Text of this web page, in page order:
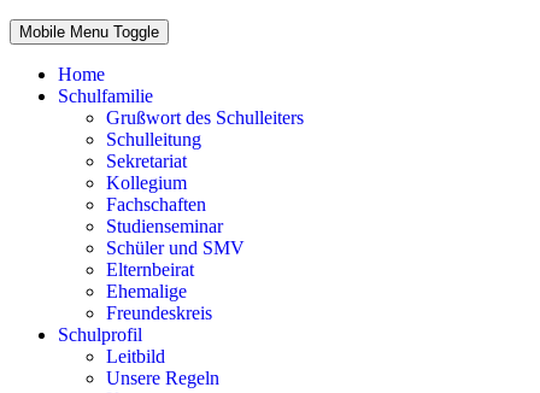
Mobile Menu Toggle
Home
Schulfamilie
Grußwort des Schulleiters
Schulleitung
Sekretariat
Kollegium
Fachschaften
Studienseminar
Schüler und SMV
Elternbeirat
Ehemalige
Freundeskreis
Schulprofil
Leitbild
Unsere Regeln